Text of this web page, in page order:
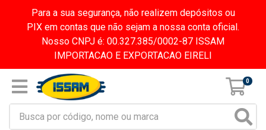
Para a sua segurança, não realizem depósitos ou
PIX em contas que não sejam a nossa conta oficial.
Nosso CNPJ é: 00.327.385/0002-87 ISSAM
IMPORTACAO E EXPORTACAO EIRELI
0